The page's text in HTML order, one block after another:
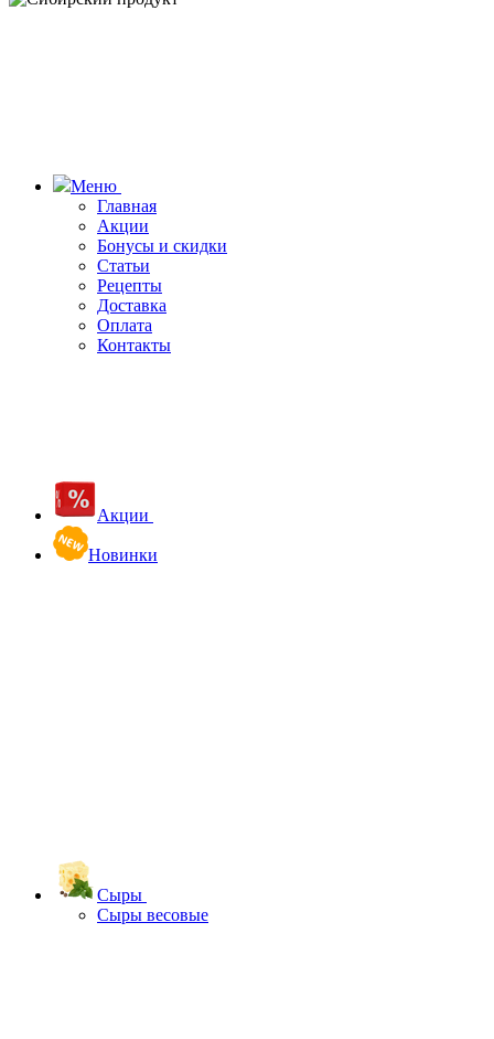
Меню
Главная
Акции
Бонусы и скидки
Статьи
Рецепты
Доставка
Оплата
Контакты
Акции
Новинки
Сыры
Сыры весовые